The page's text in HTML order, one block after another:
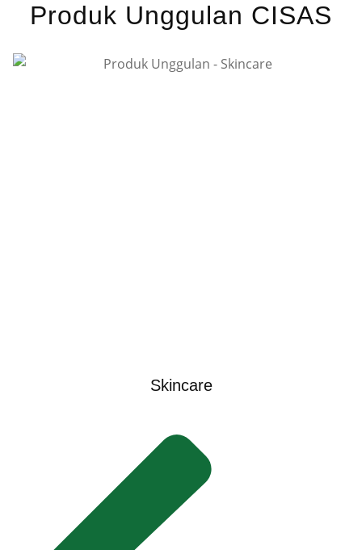
Produk Unggulan CISAS
Skincare